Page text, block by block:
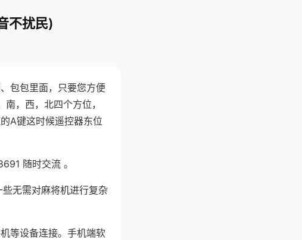
不扰民)
包包里面，只要您方便
，西，北四个方位，
A键这时候遥控器东位
随时交流 。
无需对麻将机进行复杂
等设备连接。手机端软